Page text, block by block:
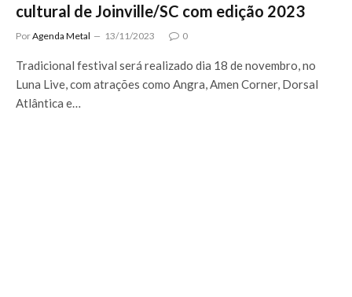
cultural de Joinville/SC com edição 2023
PorAgenda Metal 13/11/2023 0
Tradicional festival será realizado dia 18 de novembro, no
Luna Live, com atrações como Angra, Amen Corner, Dorsal
Atlântica e…